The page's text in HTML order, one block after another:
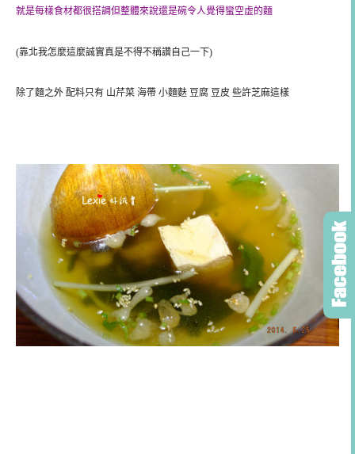
就是每樣食材都很搭調但整體來說還是碗令人覺得蠻空虛的麵
(靠北我怎麼這麼誠實真是不得不稱讚自己一下)
除了麵之外 配料只有 山芹菜 海帶 小麵麩 豆腐 豆皮 些許芝麻這樣